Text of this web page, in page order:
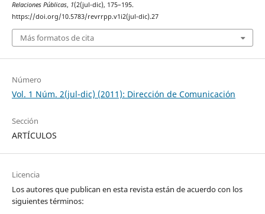
Relaciones Públicas, 1(2(jul-dic), 175–195.
https://doi.org/10.5783/revrrpp.v1i2(jul-dic).27
Más formatos de cita
Número
Vol. 1 Núm. 2(jul-dic) (2011): Dirección de Comunicación
Sección
ARTÍCULOS
Licencia
Los autores que publican en esta revista están de acuerdo con los
siguientes términos: